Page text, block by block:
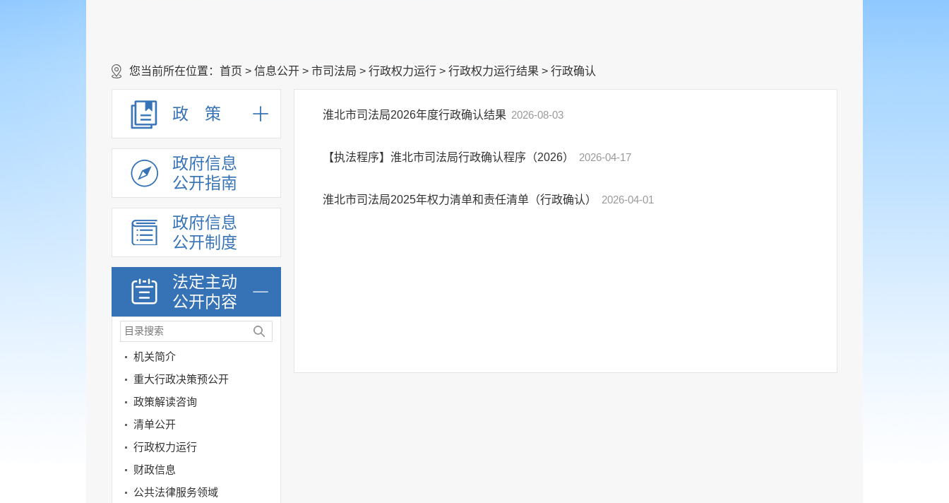
您当前所在位置： 首页 > 信息公开 > 市司法局 > 行政权力运行 > 行政权力运行结果 > 行政确认
政 策
政府信息
公开指南
政府信息
公开制度
法定主动
公开内容
机关简介
重大行政决策预公开
政策解读咨询
清单公开
行政权力运行
财政信息
公共法律服务领域
淮北市司法局2026年度行政确认结果 2026-08-03
【执法程序】淮北市司法局行政确认程序（2026） 2026-04-17
淮北市司法局2025年权力清单和责任清单（行政确认） 2026-04-01